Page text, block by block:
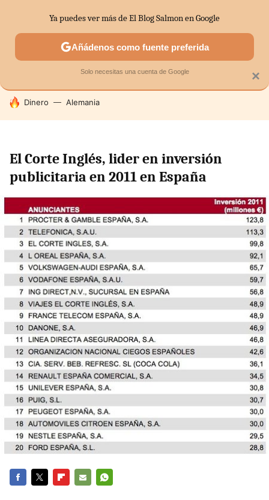
SECTORES ECONOMÍA DOMÉSTICA MERCADOS
HOY SE HABLA DE
Dinero Alemania
El Corte Inglés, lider en inversión
publicitaria en 2011 en España
×
Ya puedes ver más de El Blog Salmon en Google
Añádenos como fuente preferida
Solo necesitas una cuenta de Google